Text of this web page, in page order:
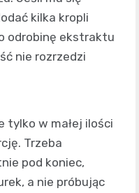
kilka kropli
odrobinę ekstraktu
nie rozrzedzi
tylko w małej ilości
Trzeba
pod koniec,
a nie próbując